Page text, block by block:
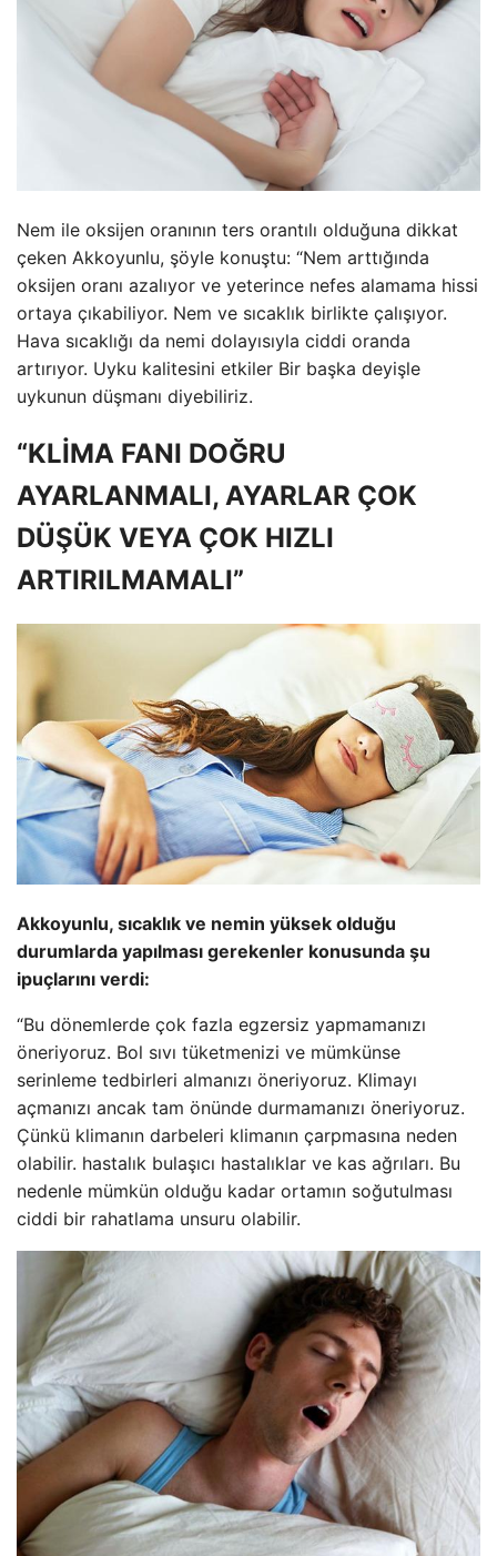
Nem ile oksijen oranının ters orantılı olduğuna dikkat
çeken Akkoyunlu, şöyle konuştu: “Nem arttığında
oksijen oranı azalıyor ve yeterince nefes alamama hissi
ortaya çıkabiliyor. Nem ve sıcaklık birlikte çalışıyor.
Hava sıcaklığı da nemi dolayısıyla ciddi oranda
artırıyor. Uyku kalitesini etkiler Bir başka deyişle
uykunun düşmanı diyebiliriz.
“KLİMA FANI DOĞRU
AYARLANMALI, AYARLAR ÇOK
DÜŞÜK VEYA ÇOK HIZLI
ARTIRILMAMALI”
Akkoyunlu, sıcaklık ve nemin yüksek olduğu
durumlarda yapılması gerekenler konusunda şu
ipuçlarını verdi:
“Bu dönemlerde çok fazla egzersiz yapmamanızı
öneriyoruz. Bol sıvı tüketmenizi ve mümkünse
serinleme tedbirleri almanızı öneriyoruz. Klimayı
açmanızı ancak tam önünde durmamanızı öneriyoruz.
Çünkü klimanın darbeleri klimanın çarpmasına neden
olabilir. hastalık bulaşıcı hastalıklar ve kas ağrıları. Bu
nedenle mümkün olduğu kadar ortamın soğutulması
ciddi bir rahatlama unsuru olabilir.